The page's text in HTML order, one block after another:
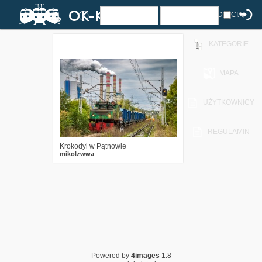
ZDJĘCIA
KATEGORIE
MAPA
UŻYTKOWNICY
REGULAMIN
Krokodyl w Pątnowie
mikolzwwa
Powered by 4images 1.8